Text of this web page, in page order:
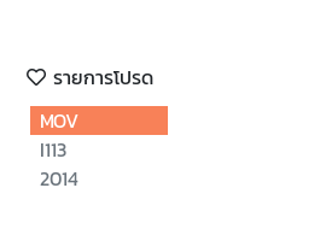
รายการโปรด
MOV
I113
2014